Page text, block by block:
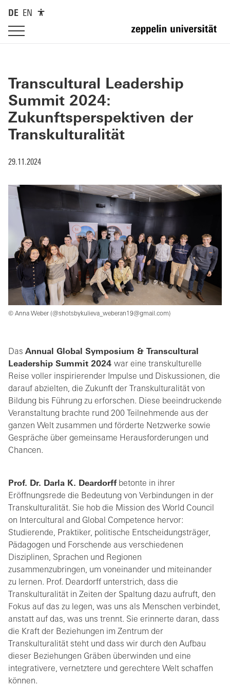
DE EN
Transcultural Leadership
Summit 2024:
Zukunftsperspektiven der
Transkulturalität
29.11.2024
© Anna Weber (@shotsbykulieva_weberan19@gmail.com)
Das Annual Global Symposium & Transcultural
Leadership Summit 2024 war eine transkulturelle
Reise voller inspirierender Impulse und Diskussionen, die
darauf abzielten, die Zukunft der Transkulturalität von
Bildung bis Führung zu erforschen. Diese beeindruckende
Veranstaltung brachte rund 200 Teilnehmende aus der
ganzen Welt zusammen und förderte Netzwerke sowie
Gespräche über gemeinsame Herausforderungen und
Chancen.
Prof. Dr. Darla K. Deardorffbetonte in ihrer
Eröffnungsrede die Bedeutung von Verbindungen in der
Transkulturalität. Sie hob die Mission des World Council
on Intercultural and Global Competence hervor:
Studierende, Praktiker, politische Entscheidungsträger,
Pädagogen und Forschende aus verschiedenen
Disziplinen, Sprachen und Regionen
zusammenzubringen, um voneinander und miteinander
zu lernen. Prof. Deardorff unterstrich, dass die
Transkulturalität in Zeiten der Spaltung dazu aufruft, den
Fokus auf das zu legen, was uns als Menschen verbindet,
anstatt auf das, was uns trennt. Sie erinnerte daran, dass
die Kraft der Beziehungen im Zentrum der
Transkulturalität steht und dass wir durch den Aufbau
dieser Beziehungen Gräben überwinden und eine
integrativere, vernetztere und gerechtere Welt schaffen
können.